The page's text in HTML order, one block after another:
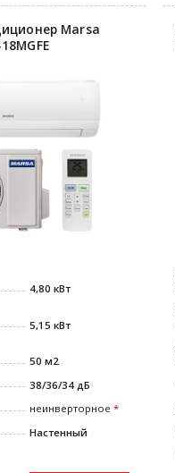
Marsa
4,80 кВт
5,15 кВт
50 м2
38/36/34 дБ
неинверторное
Настенный